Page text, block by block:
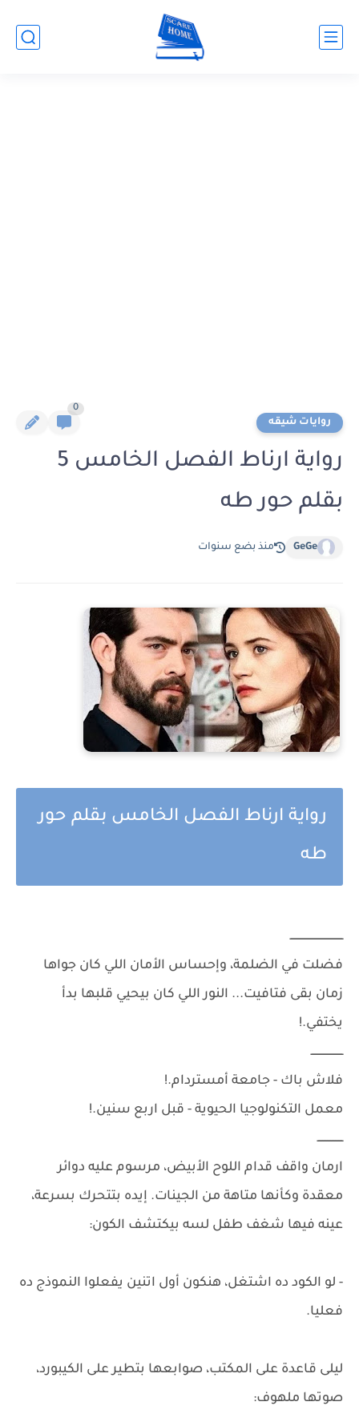
روايات شيقه
0
رواية ارناط الفصل الخامس 5
بقلم حور طه
GeGe منذ بضع سنوات
رواية ارناط الفصل الخامس بقلم حور
طه
ـــــــــــــــــــــــــــــــــ
فضلت في الضلمة، وإحساس الأمان اللي كان جواها
زمان بقى فتافيت... النور اللي كان بيحيي قلبها بدأ
يختفي.!
ــــــــــــــــــــ
فلاش باك - جامعة أمستردام.!
معمل التكنولوجيا الحيوية - قبل اربع سنين.!
ــــــــــــــــ
ارمان واقف قدام اللوح الأبيض، مرسوم عليه دوائر
معقدة وكأنها متاهة من الجينات. إيده بتتحرك بسرعة،
عينه فيها شغف طفل لسه بيكتشف الكون:
- لو الكود ده اشتغل، هنكون أول اتنين يفعلوا النموذج ده
فعليا.
ليلى قاعدة على المكتب، صوابعها بتطير على الكيبورد،
صوتها ملهوف: